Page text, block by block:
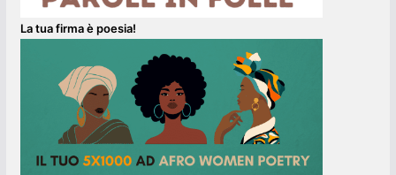
La tua firma è poesia!